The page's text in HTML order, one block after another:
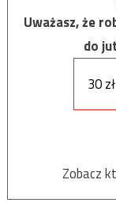
Uważasz, że
do
30 zł
Zobacz